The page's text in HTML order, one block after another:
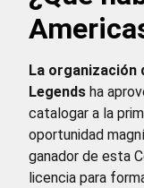
La organización
Legends ha
catalogar a la
oportunidad
ganador de esta
licencia para